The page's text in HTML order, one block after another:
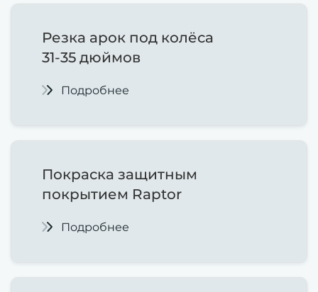
Резка арок под колёса
31-35 дюймов
Подробнее
Покраска защитным
покрытием Raptor
Подробнее